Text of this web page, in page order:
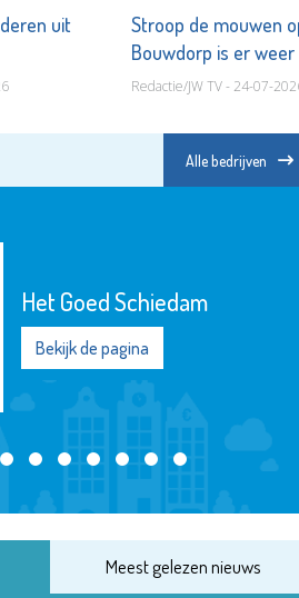
uit
Stroop de mouwen
Bouwdorp is er weer
Redactie/JW TV - 24-07-
Alle bedrijven
Matrice
Uitvaartbegeleiding
Bekijk de pagina
Meest gelezen nieuws